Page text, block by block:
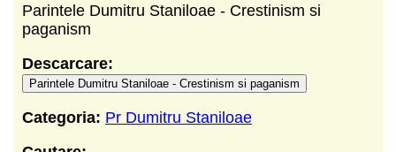
Parintele Dumitru Staniloae - Crestinism si
paganism
Descarcare:
Parintele Dumitru Staniloae - Crestinism si paganism
Categoria: Pr Dumitru Staniloae